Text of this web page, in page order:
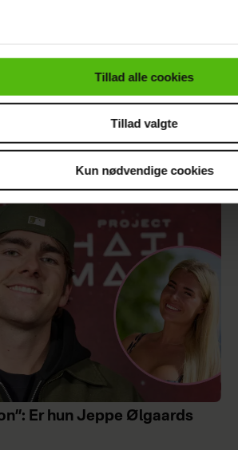
cookiepolitik.
Tillad alle cookies
Tillad valgte
Kun nødvendige cookies
indlagt: Deler nyt efter
Er hun Jeppe Ølgaards